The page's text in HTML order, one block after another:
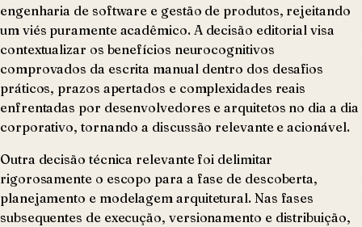
engenharia de software e gestão de produtos, rejeitando
um viés puramente acadêmico. A decisão editorial visa
contextualizar os benefícios neurocognitivos
comprovados da escrita manual dentro dos desafios
práticos, prazos apertados e complexidades reais
enfrentadas por desenvolvedores e arquitetos no dia a dia
corporativo, tornando a discussão relevante e acionável.
Outra decisão técnica relevante foi delimitar
rigorosamente o escopo para a fase de descoberta,
planejamento e modelagem arquitetural. Nas fases
subsequentes de execução, versionamento e distribuição,